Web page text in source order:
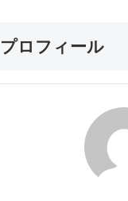
プロフィール